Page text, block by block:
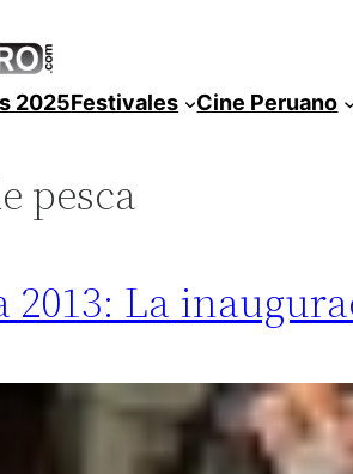
2025Festivales Cine Peruano
pesca
2013: La